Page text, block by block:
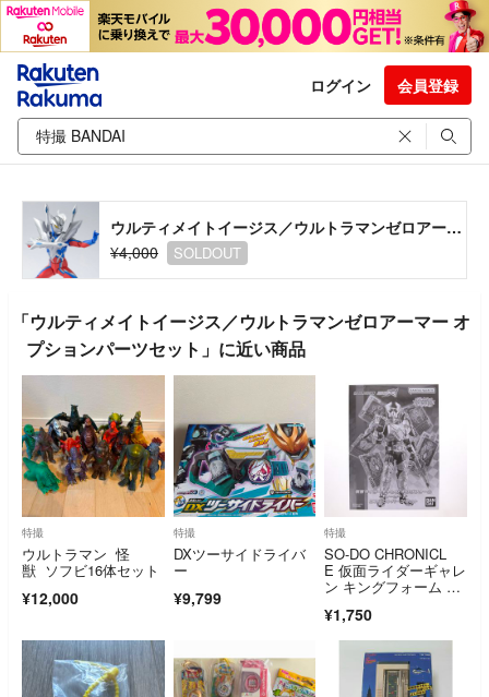
ログイン 会員登録
ウルティメイトイージス／ウルトラマンゼロアーマー オプションパーツセット
¥4,000
SOLDOUT
「ウルティメイトイージス／ウルトラマンゼロアーマー オ
プションパーツセット」に近い商品
特撮
ウルトラマン 怪
獣 ソフビ16体セット
¥12,000
特撮
DXツーサイドライバ
ー
¥9,799
特撮
SO-DO CHRONICL
E 仮面ライダーギャレ
ン キングフォーム フ
トセット 同時購入キ
ャンペーン配布品 仮
面ライダー剣(ブレイ
ド) フィギュア用アク
セサリ バンダイ
¥1,750